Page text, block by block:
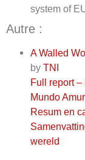
system of
Autre :
A Walled
by TNI
Full report –
Mundo
Resum en
wereld